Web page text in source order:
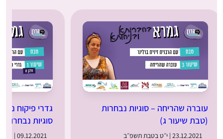
עוברה שהריחה – סוגיות נבחרות
(טבת שיעור ג)
23.12.2021 | י״ט בטבת תשפ״ב
גדרי פיקוח
סוגיות
09.12.2021 | ה׳ בטבת תשפ״ב